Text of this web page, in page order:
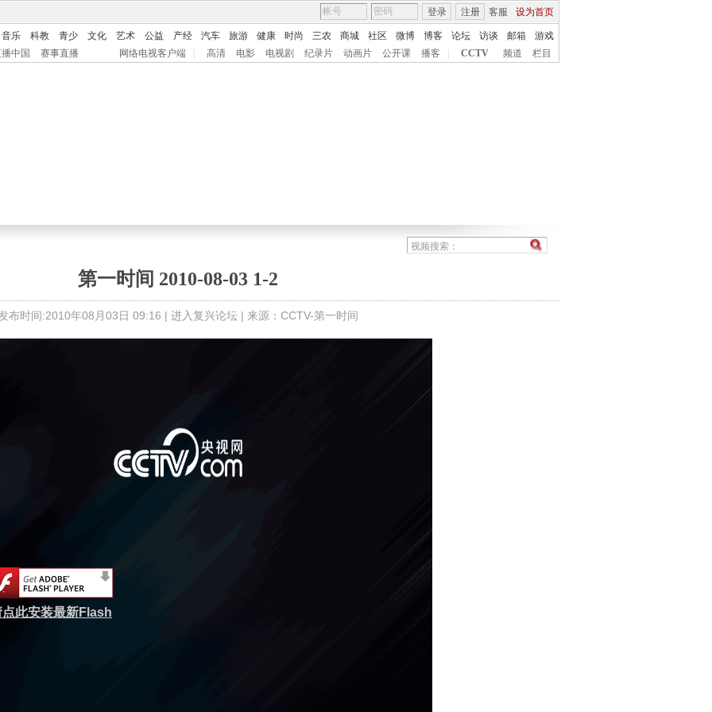
客服 设为首页
登录 注册
音乐 科教 青少 文化 艺术 公益 产经 汽车 旅游 健康 时尚 三农 商城 社区 微博 博客 论坛 访谈 邮箱
游戏
中国
赛事直播 网络电视客户端 高清 电影 电视剧 纪录片 动画片 公开课 播客 CCTV 频道 栏目
第一时间 2010-08-03 1-2
布时间:2010年08月03日 09:16 | 进入复兴论坛 | 来源：CCTV-第一时间
点此安装最新Flash